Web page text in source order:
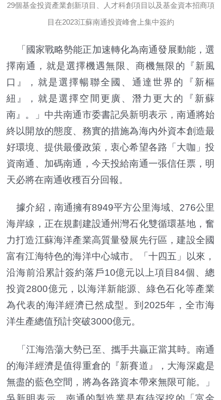
29個基金投資產業創新項目、人才科創項目以及基金資本招商項
目在2023江蘇南通投資峰會上集中簽約
「國家戰略勢能正加速轉化為南通發展動能，選
擇南通，就是選擇機遇無限、商機無限的『新風
口』，就是選擇暢聯全國、通達世界的『新樞
紐』，就是選擇空間更廣、潛力更大的『新蘇
南』。」中共南通市委書記吳新明表示，南通將始
終以開放的態度、務實的措施為海內外資本創造最
好環境、提供最優政策，衷心希望各路「大咖」投
資南通、加碼南通，今天投給南通一張信任票，明
天必將在南通收穫百分回報。
據介紹，南通擁有8949平方公里海域、276公里
海岸線，正在規劃建設通州灣石化雙循環基地，奮
力打造江蘇海洋產業高質量發展先行區，建設全國
富有江海特色的海洋中心城市。「十四五」以來，
沿海前沿累計簽約落戶10億元以上項目84個、總
投資2800億元，以海洋新能源、綠色石化等產業
為代表的海洋經濟已然成型。到2025年，全市海
洋生產總值預計突破3000億元。
「江海浩蕩大勢已至、攜手共贏正當其時。南通
的海洋經濟是值得重倉的『新賽道』，大海深處是
無盡的藍色空間，將為各路資本帶來無限可能。」